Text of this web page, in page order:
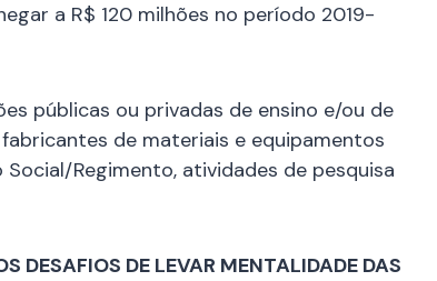
a R$ 120 milhões no período 2019-
públicas ou privadas de ensino e/ou de
de materiais e equipamentos
Regimento, atividades de pesquisa
DESAFIOS DE LEVAR MENTALIDADE DAS